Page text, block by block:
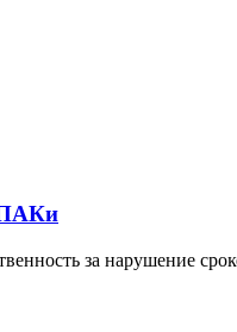
ПАКи
за нарушение